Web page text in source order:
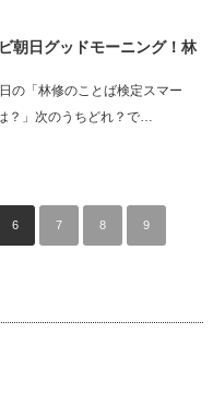
朝日グッドモーニング！林
の「林修のことば検定スマー
？」次のうちどれ？で…
6 7 8 9